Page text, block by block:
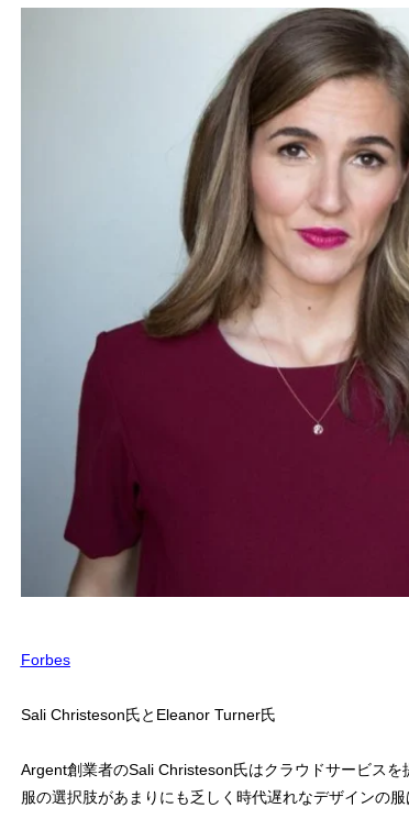
Forbes
Sali Christeson氏とEleanor Turner氏
Argent創業者のSali Christeson氏はクラウドサービス
服の選択肢があまりにも乏しく時代遅れなデザインの